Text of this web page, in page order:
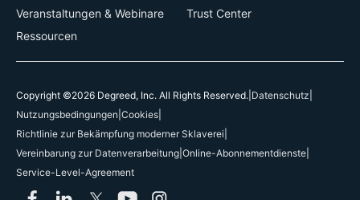
Veranstaltungen & Webinare
Ressourcen
Trust Center
Copyright ©2026 Degreed, Inc. All Rights Reserved. Datenschutz
Nutzungsbedingungen Cookies
Richtlinie zur Bekämpfung moderner Sklaverei
Vereinbarung zur Datenverarbeitung Online-Abonnementdienste
Service-Level-Agreement